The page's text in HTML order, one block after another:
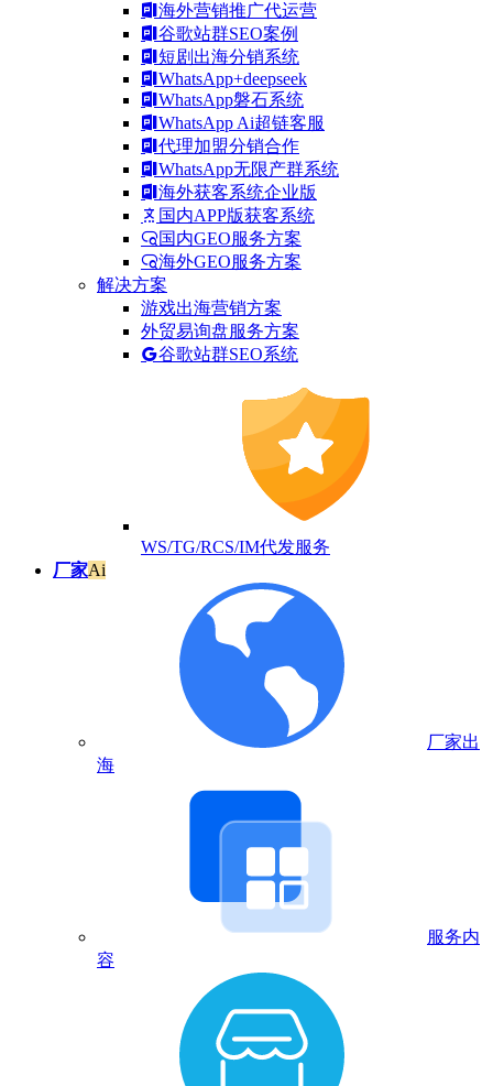
海外营销推广代运营
谷歌站群SEO案例
短剧出海分销系统
WhatsApp+deepseek
WhatsApp磐石系统
WhatsApp Ai超链客服
代理加盟分销合作
WhatsApp无限产群系统
海外获客系统企业版
国内APP版获客系统
国内GEO服务方案
海外GEO服务方案
解决方案
游戏出海营销方案
外贸易询盘服务方案
谷歌站群SEO系统
WS/TG/RCS/IM代发服务
厂家Ai
厂家出
海
服务内
容